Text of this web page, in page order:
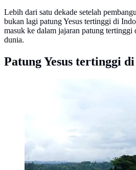
Lebih dari satu dekade setelah
bukan lagi patung Yesus tertinggi di
masuk ke dalam jajaran patung
dunia.
Patung Yesus tertinggi
Patung Yesus dilihat dari jauh.